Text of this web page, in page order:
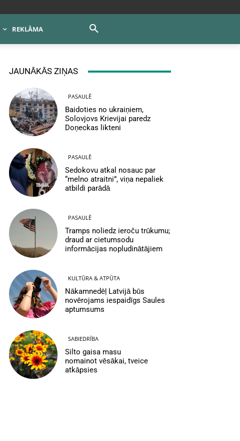
REKLĀMA
JAUNĀKĀS ZIŅAS
PASAULĒ
Baidoties no ukraiņiem,
Solovjovs Krievijai paredz
Doņeckas likteni
PASAULĒ
Sedokovu atkal nosauc par
“melno atraitni”, viņa nepaliek
atbildi parādā
PASAULĒ
Tramps noliedz ieroču trūkumu;
draud ar cietumsodu
informācijas nopludinātājiem
KULTŪRA & ATPŪTA
Nākamnedēļ Latvijā būs
novērojams iespaidīgs Saules
aptumsums
SABIEDRĪBA
Silto gaisa masu
nomainot vēsākai, tveice
atkāpsies